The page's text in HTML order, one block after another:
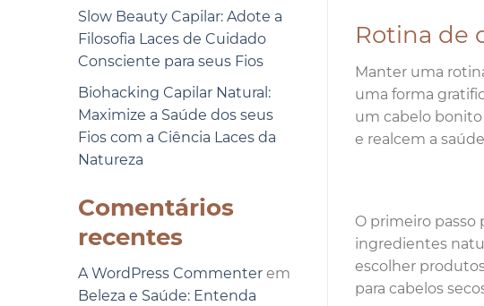
Slow Beauty Capilar: Adote a
Filosofia Laces de Cuidado
Consciente para seus Fios
Biohacking Capilar Natural:
Maximize a Saúde dos seus
Fios com a Ciência Laces da
Natureza
Comentários
recentes
A WordPress Commenter em
Beleza e Saúde: Entenda
Rotina de
Manter uma
uma forma
um cabelo
e realcem a
O primeiro passo
ingredientes
escolher
para cabelos